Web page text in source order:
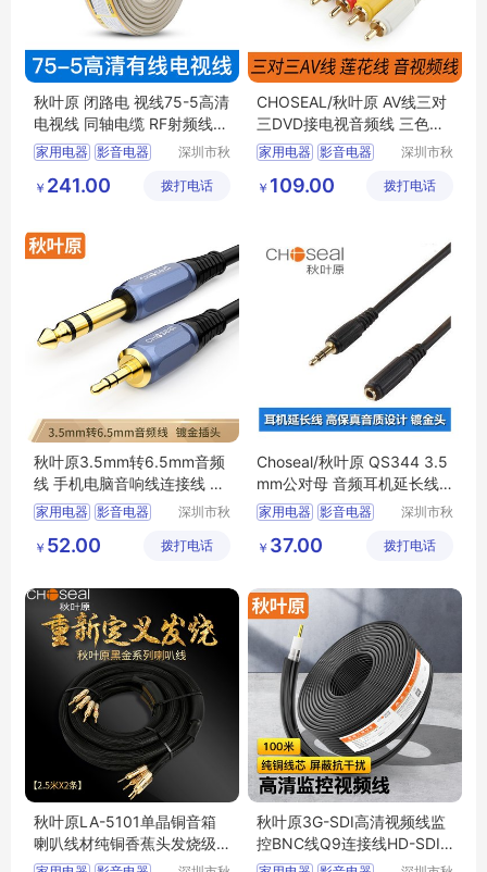
秋叶原 闭路电 视线75-5高清
电视线 同轴电缆 RF射频线12
8网QS6124
家用电器 影音电器
深圳市秋
有限公司
￥ 241.00 拨打电话
CHOSEAL/秋叶原 AV线三对
三DVD接电视音频线 三色机
顶盒连接高清线
家用电器 影音电器
三对三AV线
深圳市秋
有限公司
￥ 109.00 拨打电话
秋叶原3.5mm转6.5mm音频
线 手机电脑音响线连接线 调
音台CH0514
家用电器 影音电器
深圳市秋
有限公司
￥ 52.00 拨打电话
Choseal/秋叶原 QS344 3.5
mm公对母 音频耳机延长线
1.8-15米
家用电器 影音电器
深圳市秋
有限公司
￥ 37.00 拨打电话
秋叶原LA-5101单晶铜音箱
喇叭线材纯铜香蕉头发烧级
功放音响2.5米
秋叶原3G-SDI高清视频线监
控BNC线Q9连接线HD-SDI
线4K75欧同轴线